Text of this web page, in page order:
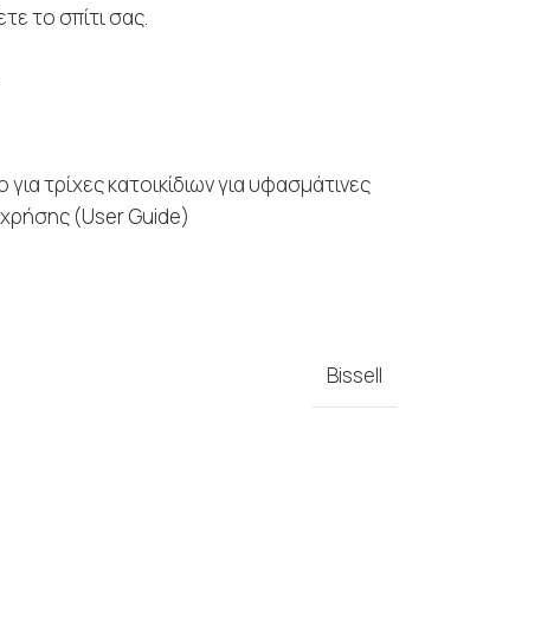
το σπίτι σας.
τρίχες κατοικίδιων για υφασμάτινες
(User Guide)
Bissell